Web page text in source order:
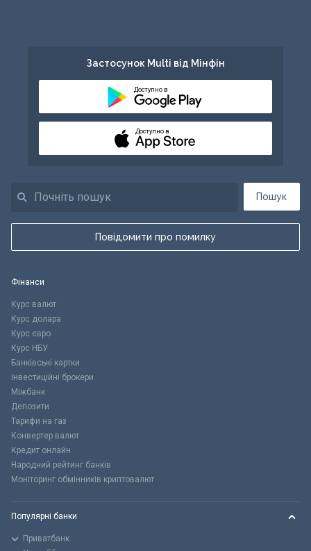
Пошук
Повідомити про помилку
Застосунок Multi від Мінфін
Доступно в
Доступно в
Фінанси
Курс валют
Курс долара
Курс євро
Курс НБУ
Банківські картки
Інвестиційні брокери
Міжбанк
Депозити
Тарифи на газ
Конвертер валют
Кредит онлайн
Народний рейтинг банків
Моніторинг обмінників криптовалют
Популярні банки
Приватбанк